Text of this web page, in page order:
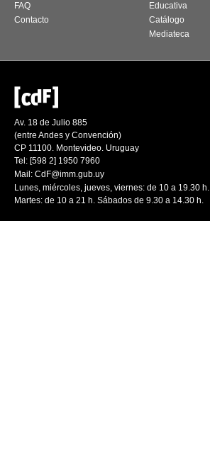
FAQ
Contacto
Educativa
Catálogo
Mediateca
Av. 18 de Julio 885
(entre Andes y Convención)
CP 11100. Montevideo. Uruguay
Tel: [598 2] 1950 7960
Mail: CdF@imm.gub.uy
Lunes, miércoles, jueves, viernes: de 10 a 19.30 h.
Martes: de 10 a 21 h. Sábados de 9.30 a 14.30 h.